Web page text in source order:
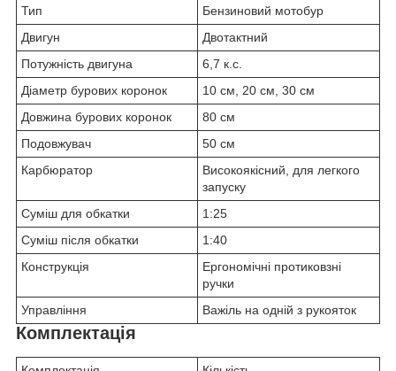
Тип
Бензиновий мотобур
Двигун
Двотактний
Потужність двигуна
6,7 к.с.
Діаметр бурових коронок
10 см, 20 см, 30 см
Довжина бурових коронок
80 см
Подовжувач
50 см
Карбюратор
Високоякісний, для легкого
запуску
Суміш для обкатки
1:25
Суміш після обкатки
1:40
Конструкція
Ергономічні протиковзні
ручки
Управління
Важіль на одній з рукояток
Комплектація